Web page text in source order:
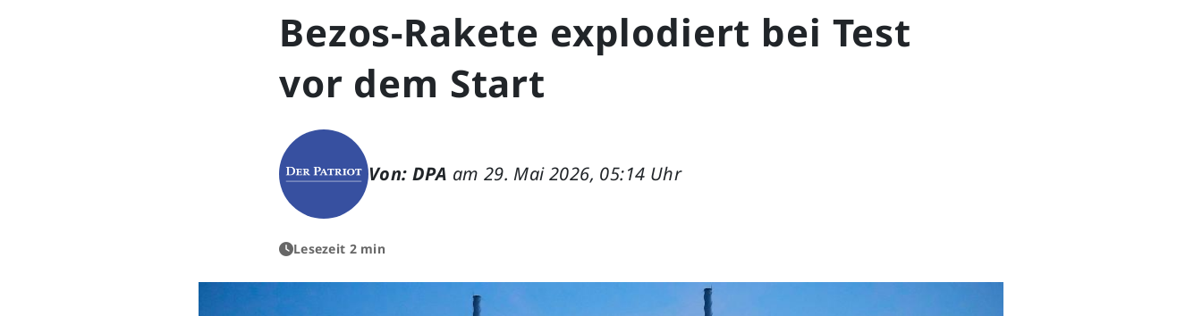
Bezos-Rakete explodiert bei Test
vor dem Start
Von: DPA am 29. Mai 2026, 05:14 Uhr
Lesezeit 2 min